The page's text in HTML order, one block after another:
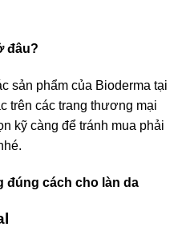
đâu?
sản phẩm của Bioderma tại
trên các trang thương mại
kỹ càng để tránh mua phải
đúng cách cho làn da